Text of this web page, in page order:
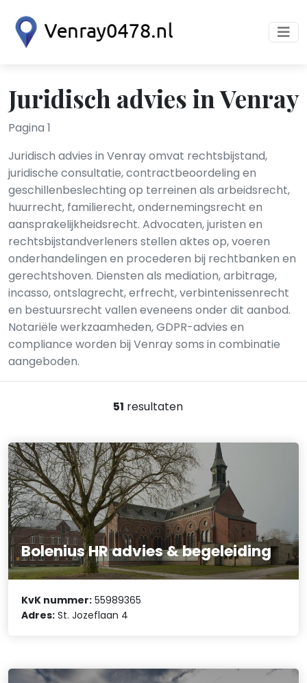
Juridisch advies in Venray
Pagina 1
Juridisch advies in Venray omvat rechtsbijstand,
juridische consultatie, contractbeoordeling en
geschillenbeslechting op terreinen als arbeidsrecht,
huurrecht, familierecht, ondernemingsrecht en
aansprakelijkheidsrecht. Advocaten, juristen en
rechtsbijstandverleners stellen aktes op, voeren
onderhandelingen en procederen bij rechtbanken en
gerechtshoven. Diensten als mediation, arbitrage,
incasso, ontslagrecht, erfrecht, verbintenissenrecht
en bestuursrecht vallen eveneens onder dit aanbod.
Notariële werkzaamheden, GDPR-advies en
compliance worden bij Venray soms in combinatie
aangeboden.
51 resultaten
Bolenius HR advies & begeleiding
KvK nummer: 55989365
Adres: St. Jozeflaan 4